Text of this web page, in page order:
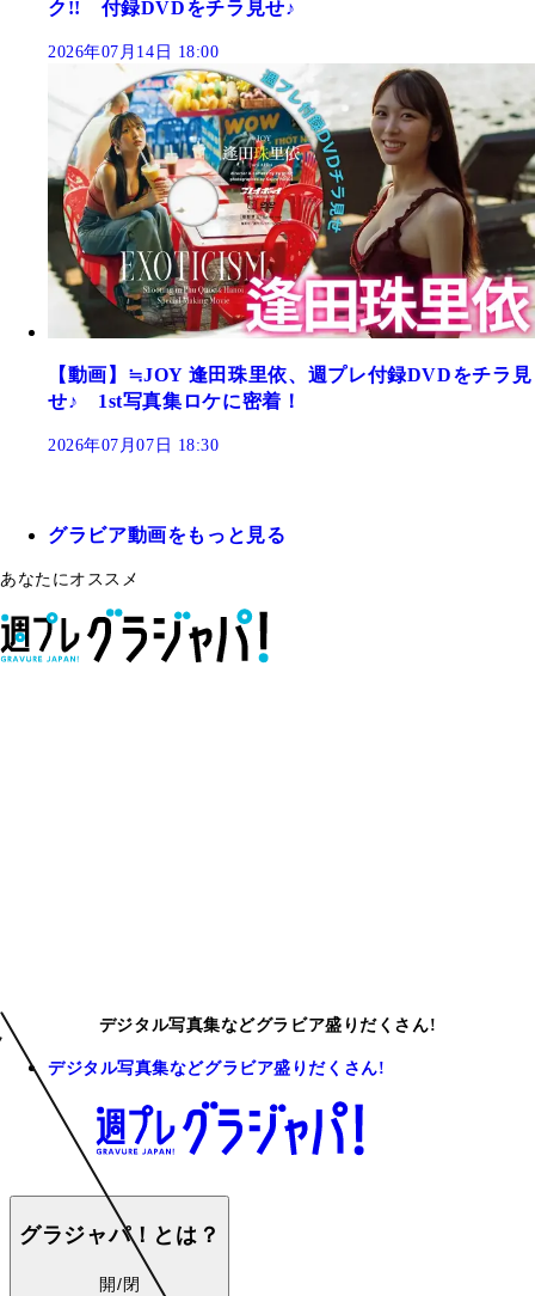
ク!! 付録DVDをチラ見せ♪
2026年07月14日 18:00
【動画】≒JOY 逢田珠里依、週プレ付録DVDをチラ見
せ♪ 1st写真集ロケに密着！
2026年07月07日 18:30
グラビア動画をもっと見る
あなたにオススメ
デジタル写真集などグラビア盛りだくさん!
デジタル写真集などグラビア盛りだくさん!
グラジャパ！とは？
開/閉